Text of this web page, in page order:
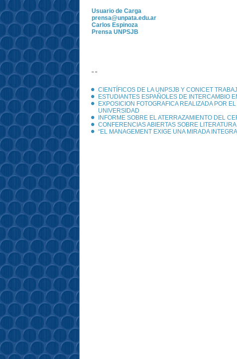
Usuario de Carga
prensa@unpata.edu.ar
Carlos Espinoza
Prensa UNPSJB
" "
CIENTÍFICOS DE LA UNPSJB Y CONICET
ESTUDIANTES ESPAÑOLES DE INTERCAMBIO
EXPOSICION FOTOGRAFICA REALIZADA POR
UNIVERSIDAD
INFORME SOBRE EL ATERRAZAMIENTO DEL
CONFERENCIAS ABIERTAS SOBRE
“EL MANAGEMENT EXIGE UNA MIRADA